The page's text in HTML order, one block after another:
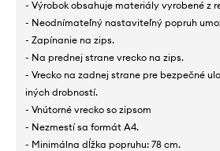
- Výrobok obsahuje materiály vyrobené z
- Neodnímateľný nastaviteľný popruh
- Zapínanie na zips.
- Na prednej strane vrecko na zips.
- Vrecko na zadnej strane pre bezpečné
iných drobností.
- Vnútorné vrecko so zipsom
- Nezmestí sa formát A4.
- Minimálna dĺžka popruhu: 78 cm.